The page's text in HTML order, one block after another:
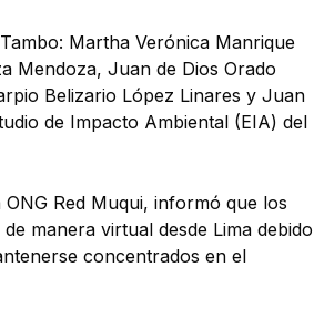
Martha Verónica Manrique
Mendoza, Juan de Dios Orado
Belizario López Linares y Juan
de Impacto Ambiental (EIA) del
Red Muqui, informó que los
manera virtual desde Lima debido
concentrados en el